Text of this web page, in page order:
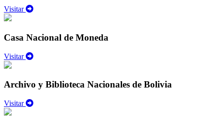
Visitar
Casa Nacional de Moneda
Visitar
Archivo y Biblioteca Nacionales de Bolivia
Visitar